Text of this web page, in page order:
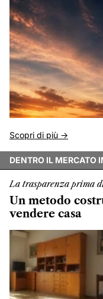
Scopri di più ->
DENTRO IL MERCATO
La trasparenza prima
Un metodo
vendere casa